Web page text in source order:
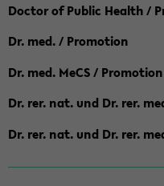
Doctor of Public Health /
Dr. med. / Promotion
Dr. med. MeCS / Promotion
Dr. rer. nat. und Dr. rer.
Dr. rer. nat. und Dr. rer.